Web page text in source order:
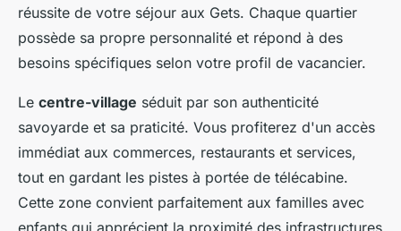
réussite de votre séjour aux Gets. Chaque quartier
possède sa propre personnalité et répond à des
besoins spécifiques selon votre profil de vacancier.
Le centre-village séduit par son authenticité
savoyarde et sa praticité. Vous profiterez d'un accès
immédiat aux commerces, restaurants et services,
tout en gardant les pistes à portée de télécabine.
Cette zone convient parfaitement aux familles avec
enfants qui apprécient la proximité des infrastructures